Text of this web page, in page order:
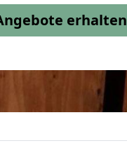
erhalten